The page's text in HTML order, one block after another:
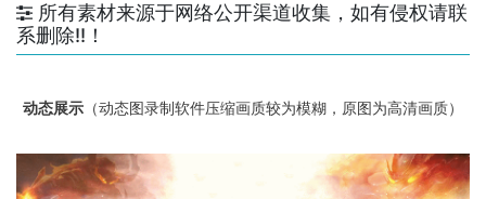
所有素材来源于网络公开渠道收集，如有侵权请联
系删除!!！
动态展示 （动态图录制软件压缩画质较为模糊，原图为高清画质）